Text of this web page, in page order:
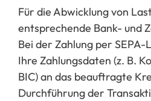
Für die Abwicklung von
entsprechende Bank- und
Bei der Zahlung per
Ihre Zahlungsdaten (z. B.
BIC) an das beauftragte
Durchführung der